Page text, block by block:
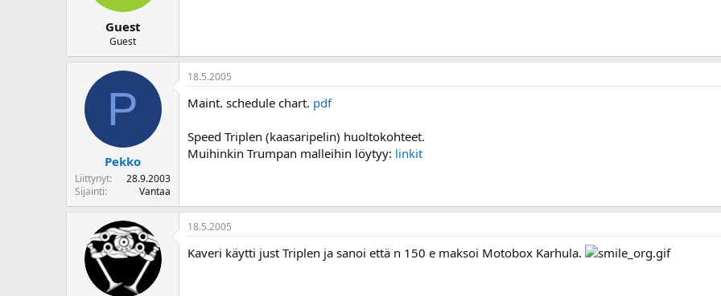
Guest
Guest
P
Pekko
Liittynyt
28.9.2003
Sijainti
Vantaa
18.5.2005
Maint. schedule chart. pdf
Speed Triplen (kaasaripelin) huoltokohteet.
Muihinkin Trumpan malleihin löytyy: linkit
18.5.2005
Kaveri käytti just Triplen ja sanoi että n 150 e maksoi Motobox Karhula.